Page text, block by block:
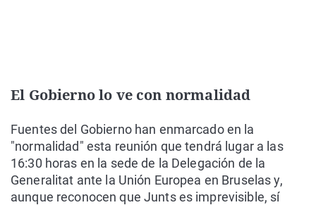
El Gobierno lo ve con normalidad
Fuentes del Gobierno han enmarcado en la
"normalidad" esta reunión que tendrá lugar a las
16:30 horas en la sede de la Delegación de la
Generalitat ante la Unión Europea en Bruselas y,
aunque reconocen que Junts es imprevisible, sí